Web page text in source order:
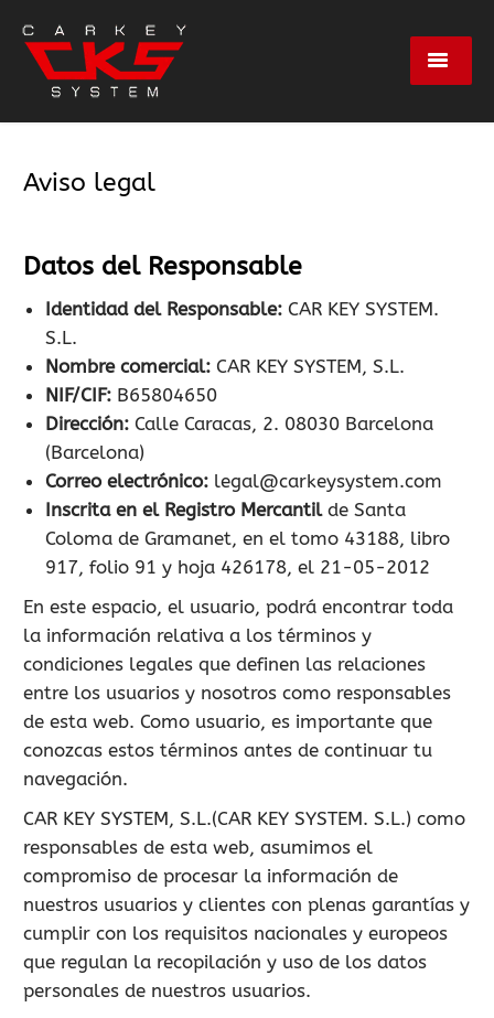
Centros
Contacto
900 802 604
LLAMA GRATIS
Aviso legal
Datos del Responsable
Identidad del Responsable: CAR KEY SYSTEM.
S.L.
Nombre comercial: CAR KEY SYSTEM, S.L.
NIF/CIF: B65804650
Dirección: Calle Caracas, 2. 08030 Barcelona
(Barcelona)
Correo electrónico: legal@carkeysystem.com
Inscrita en el Registro Mercantilde Santa
Coloma de Gramanet, en el tomo 43188, libro
917, folio 91 y hoja 426178, el 21-05-2012
En este espacio, el usuario, podrá encontrar toda
la información relativa a los términos y
condiciones legales que definen las relaciones
entre los usuarios y nosotros como responsables
de esta web. Como usuario, es importante que
conozcas estos términos antes de continuar tu
navegación.
CAR KEY SYSTEM, S.L.(CAR KEY SYSTEM. S.L.) como
responsables de esta web, asumimos el
compromiso de procesar la información de
nuestros usuarios y clientes con plenas garantías y
cumplir con los requisitos nacionales y europeos
que regulan la recopilación y uso de los datos
personales de nuestros usuarios.